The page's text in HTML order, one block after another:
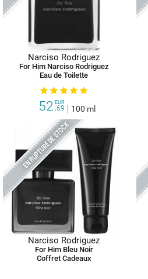
Narciso Rodriguez
For Him Narciso Rodriguez
Eau de Toilette
52.69
EUR
100 ml
EN RUPTURE DE STOCK
Narciso Rodriguez
For Him Bleu Noir
Coffret Cadeaux